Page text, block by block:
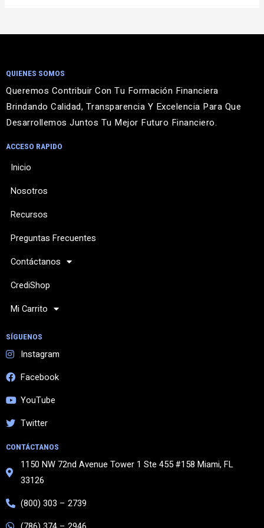
r
QUIENES SOMOS
Queremos Contribuir Con Tu Formación Financiera
Brindando Calidad, Transparencia Y Excelencia Para Que
Desarrollemos Juntos Tu Mejor Futuro Financiero.
ACCESO RAPIDO
Inicio
Nosotros
Recursos
Preguntas Frecuentes
Contáctanos
CrediShop
Mi Carrito
SÍGUENOS
Instagram
Facebook
YouTube
Twitter
CONTÁCTANOS
1150 NW 72nd Avenue Tower 1 Ste 455 #158 Miami, FL
33126
(800) 303 – 2739